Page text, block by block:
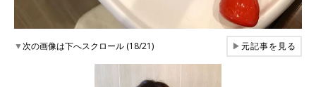
▼次の画像は下へスクロール (18/21) ▶元記事を見る